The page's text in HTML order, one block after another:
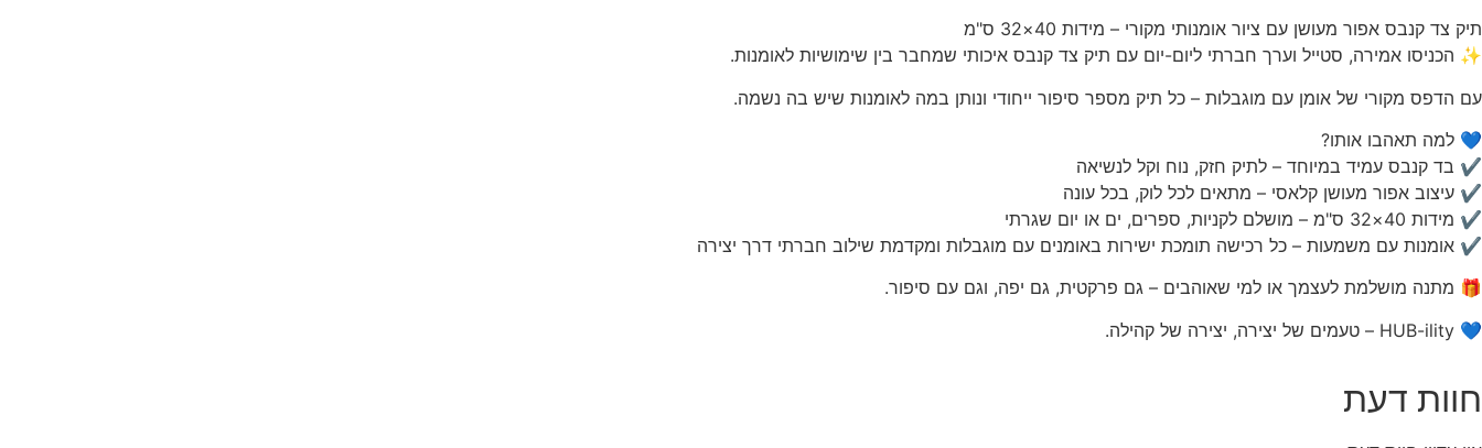
תיק צד קנבס אפור מעושן עם ציור אומנותי מקורי – מידות 40×32 ס"מ
✨ הכניסו אמירה, סטייל וערך חברתי ליום-יום עם תיק צד קנבס איכותי שמחבר בין שימושיות לאומנות.
עם הדפס מקורי של אומן עם מוגבלות – כל תיק מספר סיפור ייחודי ונותן במה לאומנות שיש בה נשמה.
💙 למה תאהבו אותו?
✔ בד קנבס עמיד במיוחד – לתיק חזק, נוח וקל לנשיאה
✔ עיצוב אפור מעושן קלאסי – מתאים לכל לוק, בכל עונה
✔ מידות 40×32 ס"מ – מושלם לקניות, ספרים, ים או יום שגרתי
✔ אומנות עם משמעות – כל רכישה תומכת ישירות באומנים עם מוגבלות ומקדמת שילוב חברתי דרך יצירה
🎁 מתנה מושלמת לעצמך או למי שאוהבים – גם פרקטית, גם יפה, וגם עם סיפור.
💙 HUB-ility – טעמים של יצירה, יצירה של קהילה.
חוות דעת